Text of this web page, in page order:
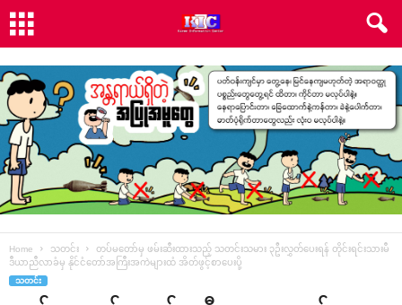
Home သတင်း
တပ်မ‌တော်မှ ဖမ်းဆီးထားသည့် သတင်းသမား ၃ဦးလွှတ်‌ပေးရန် တိုင်းရင်းသားမီ
ဒီယာညီလာခံမှ နိုင်ငံ‌တော်အကြီးအကဲများထံ အိတ်ဖွင့်စာ‌ပေးပို့
သတင်း